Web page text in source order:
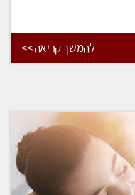
להמשך קריאה >>